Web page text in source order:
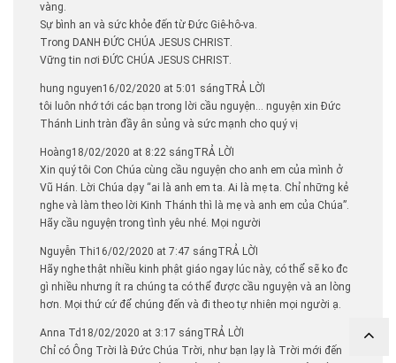
vàng.
Sự bình an và sức khỏe đến từ Ðức Giê-hô-va.
Trong DANH ĐỨC CHÚA JESUS CHRIST.
Vững tin nơi ĐỨC CHÚA JESUS CHRIST.
hung nguyen16/02/2020 at 5:01 sángTRẢ LỜI
tôi luôn nhớ tới các bạn trong lời cầu nguyện… nguyện xin Đức
Thánh Linh tràn đầy ân sủng và sức mạnh cho quý vị
Hoàng18/02/2020 at 8:22 sángTRẢ LỜI
Xin quý tôi Con Chúa cùng cầu nguyện cho anh em của mình ở
Vũ Hán. Lời Chúa dạy “ai là anh em ta. Ai là mẹ ta. Chỉ những kẻ
nghe và làm theo lời Kinh Thánh thì là mẹ và anh em của Chúa”.
Hãy cầu nguyện trong tình yêu nhé. Mọi người
Nguyễn Thi16/02/2020 at 7:47 sángTRẢ LỜI
Hãy nghe thật nhiều kinh phật giáo ngay lúc này, có thể sẽ ko đc
gì nhiều nhưng ít ra chúng ta có thể được cầu nguyện và an lòng
hơn. Mọi thứ cứ để chúng đến và đi theo tự nhiên mọi người ạ.
Anna Td18/02/2020 at 3:17 sángTRẢ LỜI
Chỉ có Ông Trời là Đức Chúa Trời, như bạn lạy là Trời mới đến